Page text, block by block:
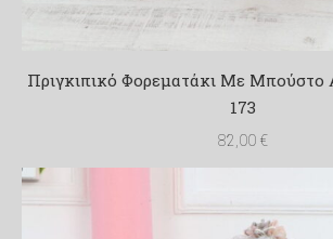
Πριγκιπικό Φορεματάκι Με Μπούστο
173
82,00 €